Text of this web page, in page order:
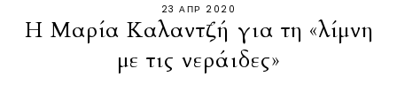
23 ΑΠΡ 2020
Η Μαρία Καλαντζή για τη «λίμνη
με τις νεράιδες»